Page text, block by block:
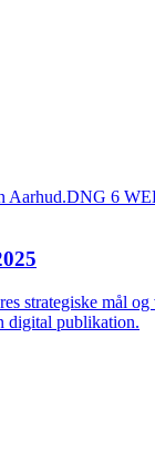
strategiske mål
digital publikation.